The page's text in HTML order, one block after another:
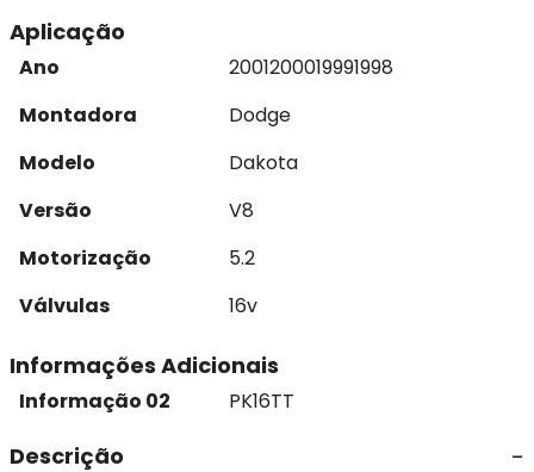
Aplicação
Ano 2001200019991998
Montadora
Dodge
Modelo
Dakota
Versão
V8
Motorização
5.2
Válvulas
16v
Informações Adicionais
Informação 02 PK16TT
Descrição